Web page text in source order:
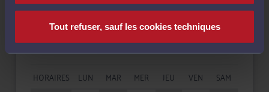
Tout refuser, sauf les cookies techniques
Disponibilités
Rendez-vous
cabinet
Consultation
téléphonique
HORAIRES LUN MAR MER JEU VEN
SAM